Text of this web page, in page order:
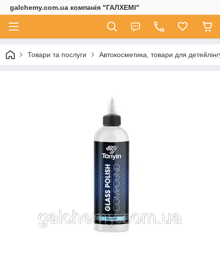
galchemy.com.ua компанія "ГАЛХЕМІ"
Товари та послуги Автокосметика, товари для